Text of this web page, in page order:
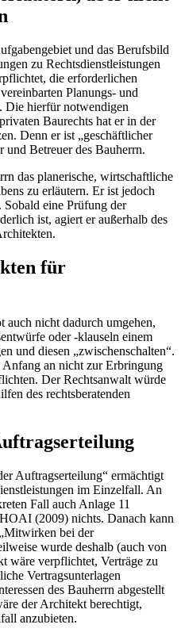
und das Berufsbild
zu Rechtsdienstleistungen
die erforderlichen
Planungs- und
Die hierfür notwendigen
Baurechts hat er in der
Denn er ist „geschäftlicher
und Betreuer des Bauherrn.
das planerische, wirtschaftliche
zu erläutern. Er ist jedoch
Sobald eine Prüfung der
ist, agiert er außerhalb des
für
auch nicht dadurch umgehen,
oder -klauseln einem
und diesen „zwischenschalten“.
an nicht zur Erbringung
Der Rechtsanwalt würde
des rechtsberatenden
Auftragserteilung“ ermächtigt
im Einzelfall. An
Fall auch Anlage 11
(2009) nichts. Danach kann
bei der
wurde deshalb (auch von
wäre verpflichtet, Verträge zu
Vertragsunterlagen
des Bauherrn abgestellt
der Architekt berechtigt,
anzubieten.